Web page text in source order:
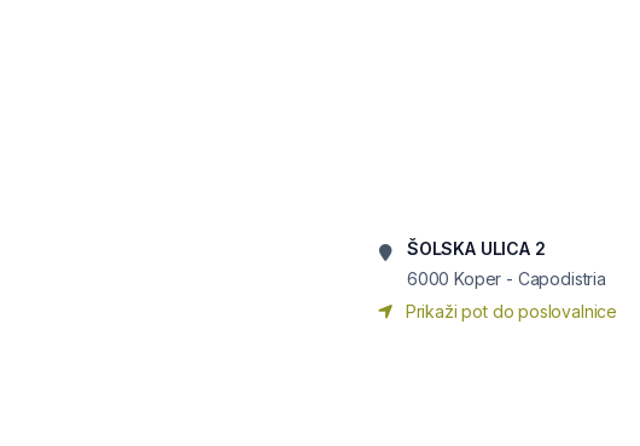
ŠOLSKA ULICA 2
6000 Koper - Capodistria
Prikaži pot do poslovalnice